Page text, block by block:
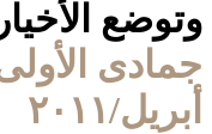
وتوضع
أبريل/٢٠١١